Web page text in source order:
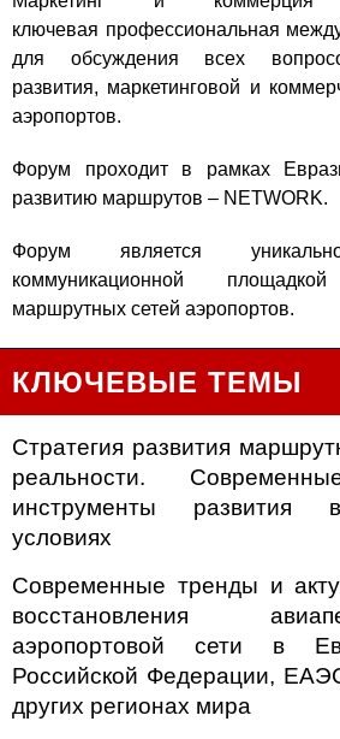
ключевая профессиональная
для обсуждения всех
развития, маркетинговой и
аэропортов.
Форум проходит в рамках
развитию маршрутов – NETWORK.
Форум является
коммуникационной
маршрутных сетей аэропортов.
КЛЮЧЕВЫЕ ТЕМЫ
Стратегия развития
реальности.
инструменты развития
условиях
Современные тренды и
восстановления
аэропортовой сети в
Российской Федерации,
других регионах мира